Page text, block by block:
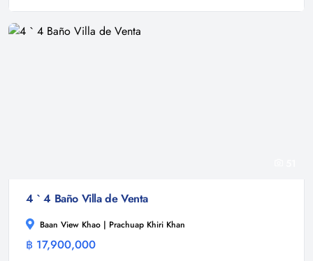
4 ` 4 Baño Villa de Venta
Baan View Khao | Prachuap Khiri Khan
฿ 17,900,000